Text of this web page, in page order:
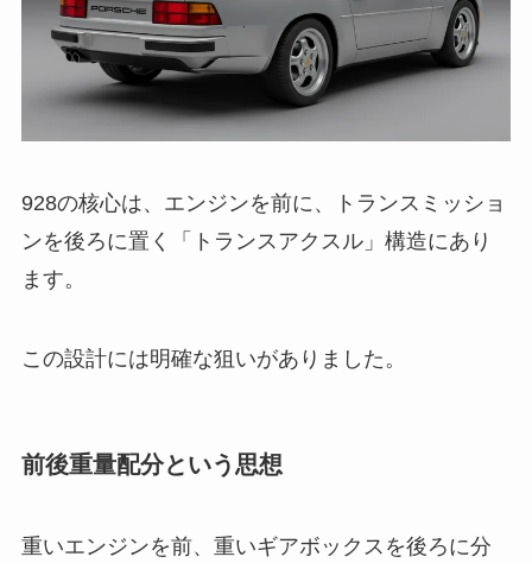
928の核心は、エンジンを前に、トランスミッショ
ンを後ろに置く「トランスアクスル」構造にあり
ます。
この設計には明確な狙いがありました。
前後重量配分という思想
重いエンジンを前、重いギアボックスを後ろに分